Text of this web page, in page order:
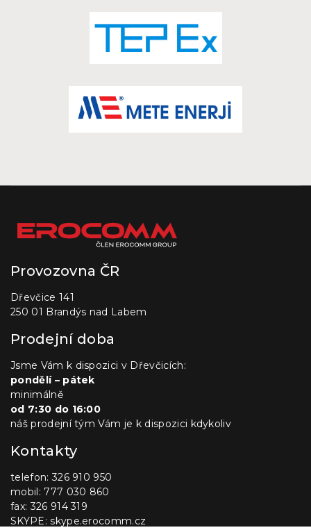
Provozovna ČR
Dřevčice 141
250 01 Brandýs nad Labem
Prodejní doba
Jsme Vám k dispozici v Dřevčicích:
pondělí – pátek
minimálně
od 7:30 do 16:00
náš prodejní tým Vám je k dispozici kdykoliv
Kontakty
telefon: 326 910 950
mobil: 777 030 860
fax: 326 914 319
SKYPE: skype.erocomm.cz